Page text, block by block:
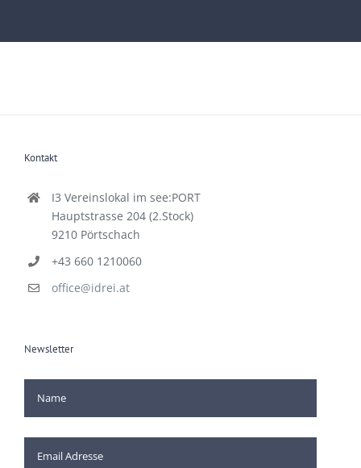
Kontakt
I3 Vereinslokal im see:PORT
Hauptstrasse 204 (2.Stock)
9210 Pörtschach
+43 660 1210060
office@idrei.at
Newsletter